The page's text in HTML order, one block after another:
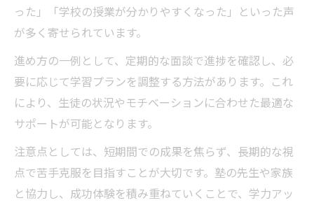
った」「学校の授業が分かりやすくなった」といった声
が多く寄せられています。
進め方の一例として、定期的な面談で進捗を確認し、必
要に応じて学習プランを調整する方法があります。これ
により、生徒の状況やモチベーションに合わせた最適な
サポートが可能となります。
注意点としては、短期間での成果を焦らず、長期的な視
点で苦手克服を目指すことが大切です。塾の先生や家族
と協力し、成功体験を積み重ねていくことで、学力アッ